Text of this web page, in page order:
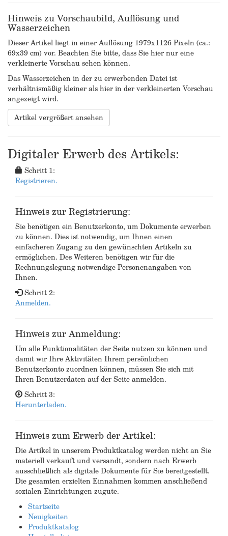
Hinweis zu Vorschaubild, Auflösung und
Wasserzeichen
Dieser Artikel liegt in einer Auflösung 1979x1126 Pixeln (ca.:
69x39 cm) vor. Beachten Sie bitte, dass Sie hier nur eine
verkleinerte Vorschau sehen können.
Das Wasserzeichen in der zu erwerbenden Datei ist
verhältnismäßig kleiner als hier in der verkleinerten Vorschau
angezeigt wird.
Artikel vergrößert ansehen
Digitaler Erwerb des Artikels:
Schritt 1:
Registrieren.
Hinweis zur Registrierung:
Sie benötigen ein Benutzerkonto, um Dokumente erwerben
zu können. Dies ist notwendig, um Ihnen einen
einfacheren Zugang zu den gewünschten Artikeln zu
ermöglichen. Des Weiteren benötigen wir für die
Rechnungslegung notwendige Personenangaben von
Ihnen.
Schritt 2:
Anmelden.
Hinweis zur Anmeldung:
Um alle Funktionalitäten der Seite nutzen zu können und
damit wir Ihre Aktivitäten Ihrem persönlichen
Benutzerkonto zuordnen können, müssen Sie sich mit
Ihren Benutzerdaten auf der Seite anmelden.
Schritt 3:
Herunterladen.
Hinweis zum Erwerb der Artikel:
Die Artikel in unserem Produktkatalog werden nicht an Sie
materiell verkauft und versandt, sondern nach Erwerb
ausschließlich als digitale Dokumente für Sie bereitgestellt.
Die gesamten erzielten Einnahmen kommen anschließend
sozialen Einrichtungen zugute.
Startseite
Neuigkeiten
Produktkatalog